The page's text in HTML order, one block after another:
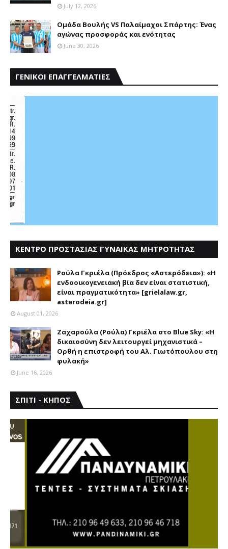
July 12, 2026
Ομάδα Βουλής VS Παλαίμαχοι Σπάρτης: Ένας
αγώνας προσφοράς και ενότητας
June 30, 2026
ΓΕΝΙΚΟΙ ΕΠΑΓΓΕΛΜΑΤΙΕΣ
ΚΕΝΤΡΟ ΠΡΟΣΤΑΣΙΑΣ ΓΥΝΑΙΚΑΣ ΜΗΤΡΟΤΗΤΑΣ
Ρούλα Γκριέλα (Πρόεδρος «Αστερόδεια»): «Η
ενδοοικογενειακή βία δεν είναι στατιστική,
είναι πραγματικότητα» [grielalaw.gr,
asterodeia.gr]
August 01, 2026
Ζαχαρούλα (Ρούλα) Γκριέλα στο Blue Sky: «Η
δικαιοσύνη δεν λειτουργεί μηχανιστικά –
Ορθή η επιστροφή του Αλ. Γιωτόπουλου στη
φυλακή»
June 16, 2026
ΣΠΙΤΙ - ΚΗΠΟΣ